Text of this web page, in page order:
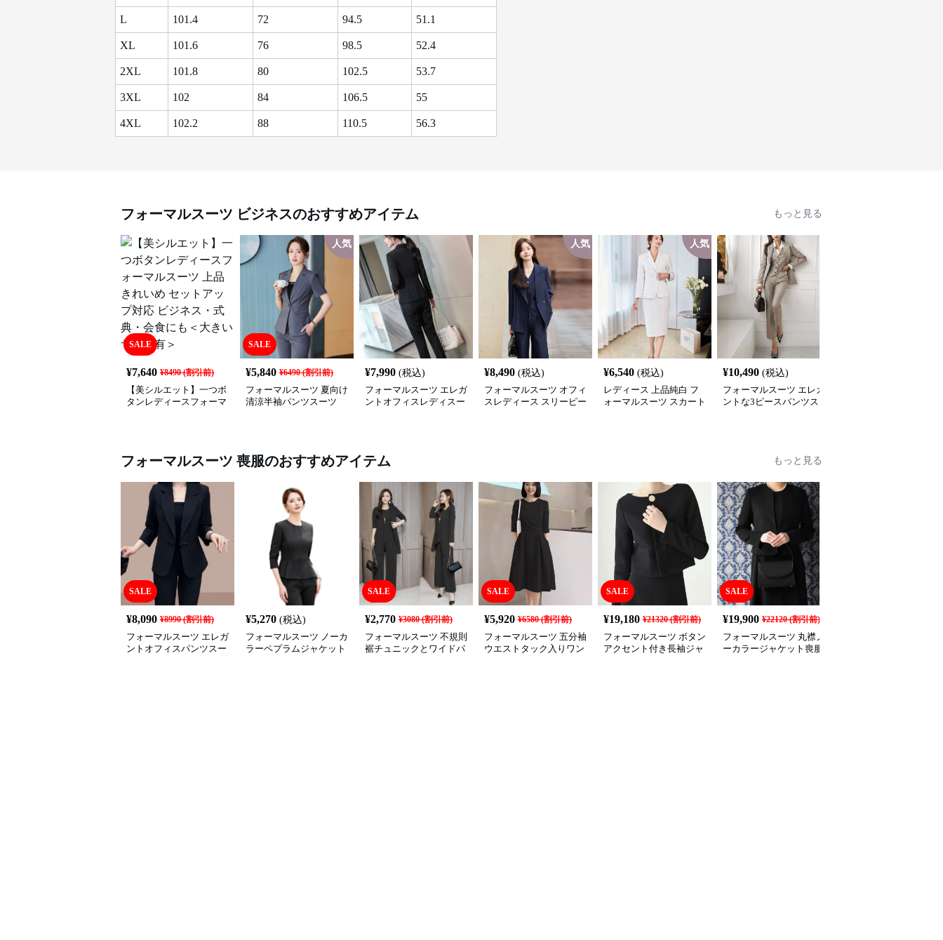
L 101.4 72 94.5 51.1
XL 101.6 76 98.5 52.4
2XL 101.8 80 102.5 53.7
3XL 102 84 106.5 55
4XL 102.2 88 110.5 56.3
フォーマルスーツ ビジネスのおすすめアイテム もっと見る
SALE
¥7,640 ¥8490(割引前)
【美シルエット】一つボ
タンレディースフォーマ
SALE
人気
¥5,840 ¥6490(割引前)
フォーマルスーツ 夏向け
清涼半袖パンツスーツ
¥7,990 (税込)
フォーマルスーツ エレガ
ントオフィスレディスー
人気
¥8,490 (税込)
フォーマルスーツ オフィ
スレディース スリーピー
人気
¥6,540 (税込)
レディース 上品純白 フ
ォーマルスーツ スカート
¥10,490 (税込)
フォーマルスーツ エレガ
ントな3ピースパンツス
フォーマルスーツ 喪服のおすすめアイテム もっと見る
SALE
¥8,090 ¥8990(割引前)
フォーマルスーツ エレガ
ントオフィスパンツスー
¥5,270 (税込)
フォーマルスーツ ノーカ
ラーペプラムジャケット
SALE
¥2,770 ¥3080(割引前)
フォーマルスーツ 不規則
裾チュニックとワイドパ
SALE
¥5,920 ¥6580(割引前)
フォーマルスーツ 五分袖
ウエストタック入りワン
SALE
¥19,180 ¥21320(割引前)
フォーマルスーツ ボタン
アクセント付き長袖ジャ
SALE
¥19,900 ¥22120(割引前)
フォーマルスーツ 丸襟ノ
ーカラージャケット喪服